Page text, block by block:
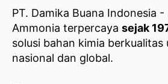
PT. Damika Buana Indonesia
Ammonia terpercaya sejak
solusi bahan kimia
nasional dan global.